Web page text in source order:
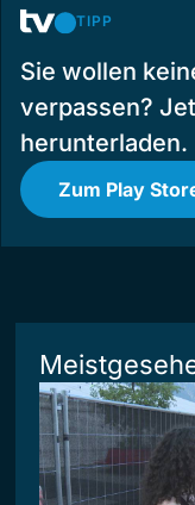
TIPP
Sie wollen
verpassen?
herunterladen.
Zum Play